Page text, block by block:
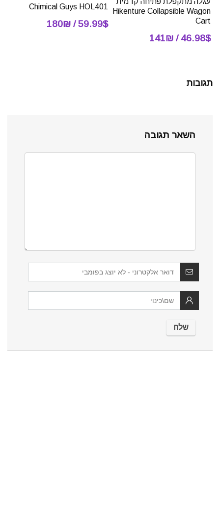
Hikenture Collapsible Wagon
Cart
46.98$ / 141₪
Chimical Guys HOL401
59.99$ / 180₪
תגובות
השאר תגובה